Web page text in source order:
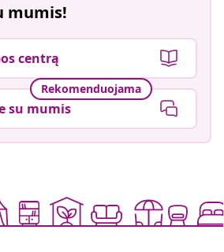
mumis!
centrą
Rekomenduojama
su mumis